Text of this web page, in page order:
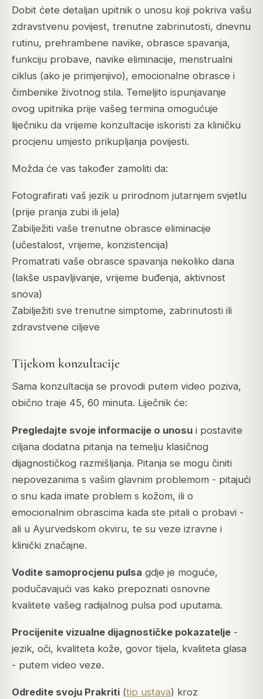
Dobit ćete detaljan upitnik o unosu koji pokriva vašu
zdravstvenu povijest, trenutne zabrinutosti, dnevnu
rutinu, prehrambene navike, obrasce spavanja,
funkciju probave, navike eliminacije, menstrualni
ciklus (ako je primjenjivo), emocionalne obrasce i
čimbenike životnog stila. Temeljito ispunjavanje
ovog upitnika prije vašeg termina omogućuje
liječniku da vrijeme konzultacije iskoristi za kliničku
procjenu umjesto prikupljanja povijesti.
Možda će vas također zamoliti da:
Fotografirati vaš jezik u prirodnom jutarnjem svjetlu
(prije pranja zubi ili jela)
Zabilježiti vaše trenutne obrasce eliminacije
(učestalost, vrijeme, konzistencija)
Promatrati vaše obrasce spavanja nekoliko dana
(lakše uspavljivanje, vrijeme buđenja, aktivnost
snova)
Zabilježiti sve trenutne simptome, zabrinutosti ili
zdravstvene ciljeve
Tijekom konzultacije
Sama konzultacija se provodi putem video poziva,
obično traje 45, 60 minuta. Liječnik će:
Pregledajte svoje informacije o unosu i postavite
ciljana dodatna pitanja na temelju klasičnog
dijagnostičkog razmišljanja. Pitanja se mogu činiti
nepovezanima s vašim glavnim problemom - pitajući
o snu kada imate problem s kožom, ili o
emocionalnim obrascima kada ste pitali o probavi -
ali u Ayurvedskom okviru, te su veze izravne i
klinički značajne.
Vodite samoprocjenu pulsa gdje je moguće,
podučavajući vas kako prepoznati osnovne
kvalitete vašeg radijalnog pulsa pod uputama.
Procijenite vizualne dijagnostičke pokazatelje -
jezik, oči, kvaliteta kože, govor tijela, kvaliteta glasa
- putem video veze.
Odredite svoju Prakriti (tip ustava) kroz